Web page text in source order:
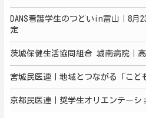
DANS看護学生のつどいin富山｜8
定
茨城保健生活協同組合 城南病院｜
宮城民医連｜地域とつながる「こど
京都民医連｜奨学生オリエンテーシ